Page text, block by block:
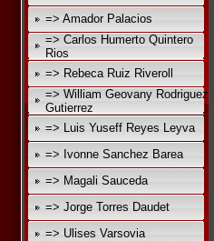
=> Amador Palacios
=> Carlos Humerto Quintero
Rios
=> Rebeca Ruiz Riveroll
=> William Geovany Rodriguez
Gutierrez
=> Luis Yuseff Reyes Leyva
=> Ivonne Sanchez Barea
=> Magali Sauceda
=> Jorge Torres Daudet
=> Ulises Varsovia